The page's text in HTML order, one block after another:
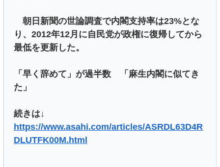
朝日新聞の世論調査で内閣支持率は23%とな
り、2012年12月に自民党が政権に復帰してから
最低を更新した。
「早く辞めて」が過半数 「麻生内閣に似てき
た」
続きは↓
https://www.asahi.com/articles/ASRDL63D4R
DLUTFK00M.html